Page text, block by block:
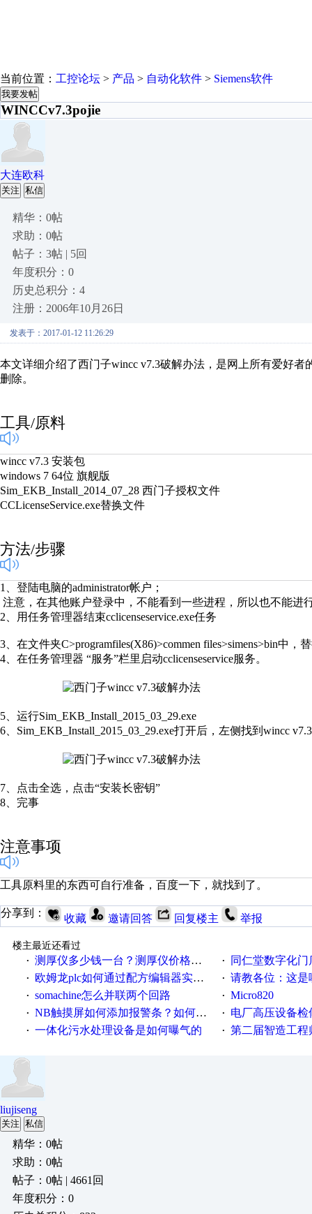
当前位置： 工控论坛 > 产品 > 自动化软件 > Siemens软件
我要发帖
WINCCv7.3pojie
大连欧科
关注 私信
精华：0帖
求助：0帖
帖子：3帖 | 5回
年度积分：0
历史总积分：4
注册：2006年10月26日
发表于：2017-01-12 11:26:29
本文详细介绍了西门子wincc v7.3破解办法，是网上所有爱好
删除。
工具/原料
wincc v7.3 安装包
windows 7 64位 旗舰版
Sim_EKB_Install_2014_07_28 西门子授权文件
CCLicenseService.exe替换文件
方法/步骤
1、登陆电脑的administrator帐户；
注意，在其他账户登录中，不能看到一些进程，所以也不能进
2、用任务管理器结束cclicenseservice.exe任务
3、在文件夹C>programfiles(X86)>commen files>simens>bin中，替
4、在任务管理器 “服务”栏里启动cclicenseservice服务。
5、运行Sim_EKB_Install_2015_03_29.exe
6、Sim_EKB_Install_2015_03_29.exe打开后，左侧找到wincc
7、点击全选，点击“安装长密钥”
8、完事
注意事项
工具原料里的东西可自行准备，百度一下，就找到了。
分享到： 收藏 邀请回答 回复楼主 举报
楼主最近还看过
· 测厚仪多少钱一台？测厚仪价格多少？ · 同仁堂数字化门店
· 欧姆龙plc如何通过配方编辑器实现NB配方功能？ · 请教各位：这是
· somachine怎么并联两个回路 · Micro820
· NB触摸屏如何添加报警条？如何登陆报警信息？ · 电厂高压设备
· 一体化污水处理设备是如何曝气的 · 第二届智造工程师节
liujiseng
关注 私信
精华：0帖
求助：0帖
帖子：0帖 | 4661回
年度积分：0